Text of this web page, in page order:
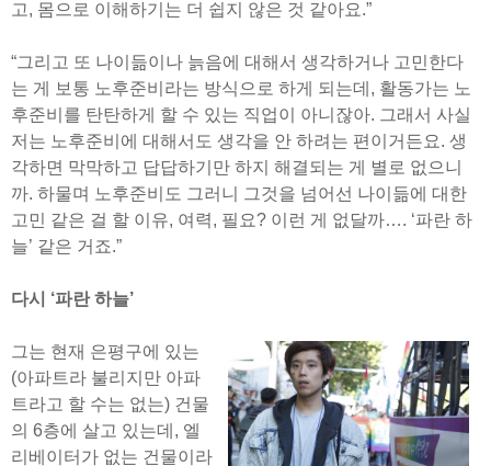
고, 몸으로 이해하기는 더 쉽지 않은 것 같아요.”
“그리고 또 나이듦이나 늙음에 대해서 생각하거나 고민한다
는 게 보통 노후준비라는 방식으로 하게 되는데, 활동가는 노
후준비를 탄탄하게 할 수 있는 직업이 아니잖아. 그래서 사실
저는 노후준비에 대해서도 생각을 안 하려는 편이거든요. 생
각하면 막막하고 답답하기만 하지 해결되는 게 별로 없으니
까. 하물며 노후준비도 그러니 그것을 넘어선 나이듦에 대한
고민 같은 걸 할 이유, 여력, 필요? 이런 게 없달까…. ‘파란 하
늘’ 같은 거죠.”
다시 ‘파란 하늘’
그는 현재 은평구에 있는
(아파트라 불리지만 아파
트라고 할 수는 없는) 건물
의 6층에 살고 있는데, 엘
리베이터가 없는 건물이라